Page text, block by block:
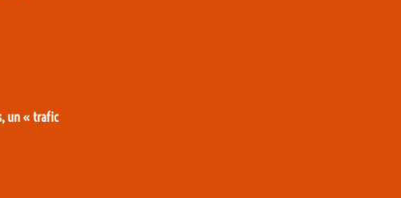
un « trafic